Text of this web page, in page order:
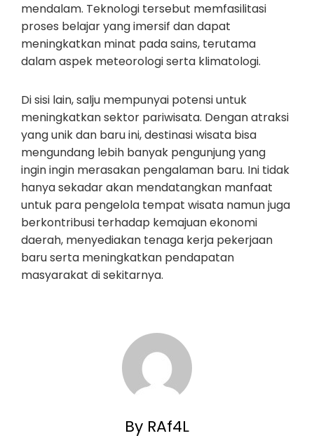
mendalam. Teknologi tersebut memfasilitasi
proses belajar yang imersif dan dapat
meningkatkan minat pada sains, terutama
dalam aspek meteorologi serta klimatologi.
Di sisi lain, salju mempunyai potensi untuk
meningkatkan sektor pariwisata. Dengan atraksi
yang unik dan baru ini, destinasi wisata bisa
mengundang lebih banyak pengunjung yang
ingin ingin merasakan pengalaman baru. Ini tidak
hanya sekadar akan mendatangkan manfaat
untuk para pengelola tempat wisata namun juga
berkontribusi terhadap kemajuan ekonomi
daerah, menyediakan tenaga kerja pekerjaan
baru serta meningkatkan pendapatan
masyarakat di sekitarnya.
By RAf4L